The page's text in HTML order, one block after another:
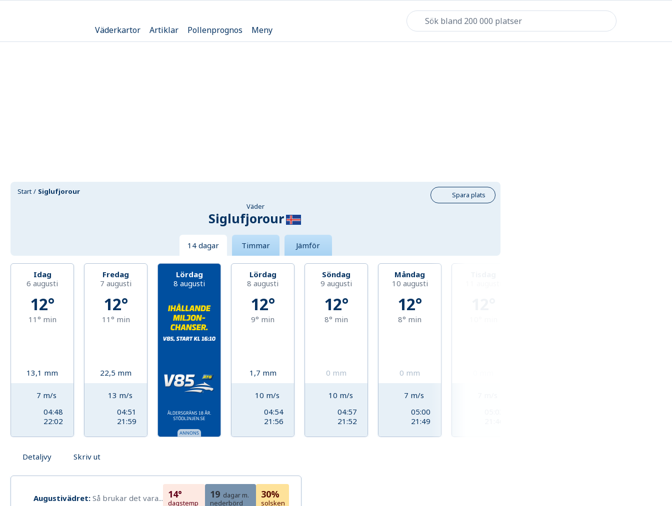
Väderkartor Artiklar Pollenprognos Meny
Start Siglufjorour
Spara plats
Väder
Siglufjorour
14 dagar Timmar Jämför
Idag
6 augusti
12°
11° min
13,1 mm
7 m/s
04:48
22:02
Fredag
7 augusti
12°
11° min
22,5 mm
13 m/s
04:51
21:59
Lördag
8 augusti
Lördag
8 augusti
12°
9° min
1,7 mm
10 m/s
04:54
21:56
Söndag
9 augusti
12°
8° min
0 mm
10 m/s
04:57
21:52
Måndag
10 augusti
12°
8° min
0 mm
7 m/s
05:00
21:49
Detaljvy Skriv ut
Augustivädret: Så brukar det vara... 14°
dagstemp
19 dagar m.
nederbörd
30%
solsken